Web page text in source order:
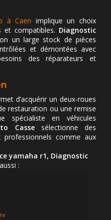
à Caen implique un choix
et compatibles. Diagnostic
un large stock de pièces
et démontées avec
des réparateurs et
d’acquérir un deux-roues
restauration ou une remise
spécialiste en véhicules
Cassesélectionne des
professionnels comme aux
yamaha r1, Diagnostic
: